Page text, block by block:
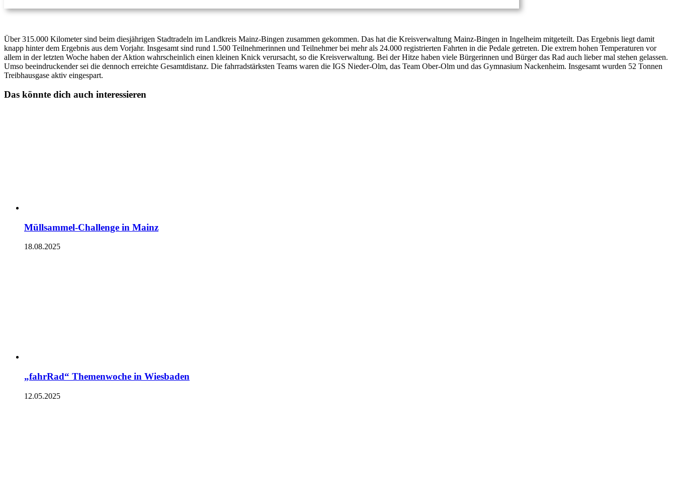
Über 315.000 Kilometer sind beim diesjährigen Stadtradeln im Landkreis Mainz-Bingen zusammen gekommen. Das hat die Kreisverwaltung Mainz-Bingen in Ingelheim mitgeteilt. Das Ergebnis liegt damit
knapp hinter dem Ergebnis aus dem Vorjahr. Insgesamt sind rund 1.500 Teilnehmerinnen und Teilnehmer bei mehr als 24.000 registrierten Fahrten in die Pedale getreten. Die extrem hohen Temperaturen vor
allem in der letzten Woche haben der Aktion wahrscheinlich einen kleinen Knick verursacht, so die Kreisverwaltung. Bei der Hitze haben viele Bürgerinnen und Bürger das Rad auch lieber mal stehen gelassen.
Umso beeindruckender sei die dennoch erreichte Gesamtdistanz. Die fahrradstärksten Teams waren die IGS Nieder-Olm, das Team Ober-Olm und das Gymnasium Nackenheim. Insgesamt wurden 52 Tonnen
Treibhausgase aktiv eingespart.
Das könnte dich auch interessieren
Müllsammel-Challenge in Mainz
18.08.2025
„fahrRad“ Themenwoche in Wiesbaden
12.05.2025